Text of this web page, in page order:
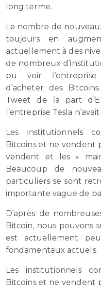
long terme.
Le nombre de
toujours en
actuellement à des
de nombreux
pu voir l’entreprise
d’acheter des
Tweet de la part
l’entreprise Tesla
Les institutionnels
Bitcoins et ne vendent
vendent et les «
Beaucoup de
particuliers se sont
importante vague de
D’après de
Bitcoin, nous pouvons
est actuellement
fondamentaux actuels.
Les institutionnels
Bitcoins et ne vendent